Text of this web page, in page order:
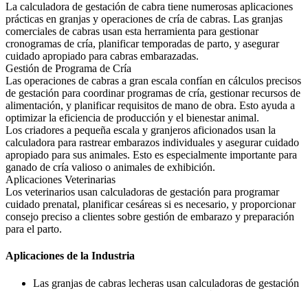
La calculadora de gestación de cabra tiene numerosas aplicaciones
prácticas en granjas y operaciones de cría de cabras. Las granjas
comerciales de cabras usan esta herramienta para gestionar
cronogramas de cría, planificar temporadas de parto, y asegurar
cuidado apropiado para cabras embarazadas.
Gestión de Programa de Cría
Las operaciones de cabras a gran escala confían en cálculos precisos
de gestación para coordinar programas de cría, gestionar recursos de
alimentación, y planificar requisitos de mano de obra. Esto ayuda a
optimizar la eficiencia de producción y el bienestar animal.
Los criadores a pequeña escala y granjeros aficionados usan la
calculadora para rastrear embarazos individuales y asegurar cuidado
apropiado para sus animales. Esto es especialmente importante para
ganado de cría valioso o animales de exhibición.
Aplicaciones Veterinarias
Los veterinarios usan calculadoras de gestación para programar
cuidado prenatal, planificar cesáreas si es necesario, y proporcionar
consejo preciso a clientes sobre gestión de embarazo y preparación
para el parto.
Aplicaciones de la Industria
Las granjas de cabras lecheras usan calculadoras de gestación